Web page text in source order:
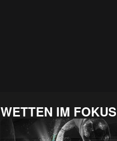
WETTEN IM FOKUS